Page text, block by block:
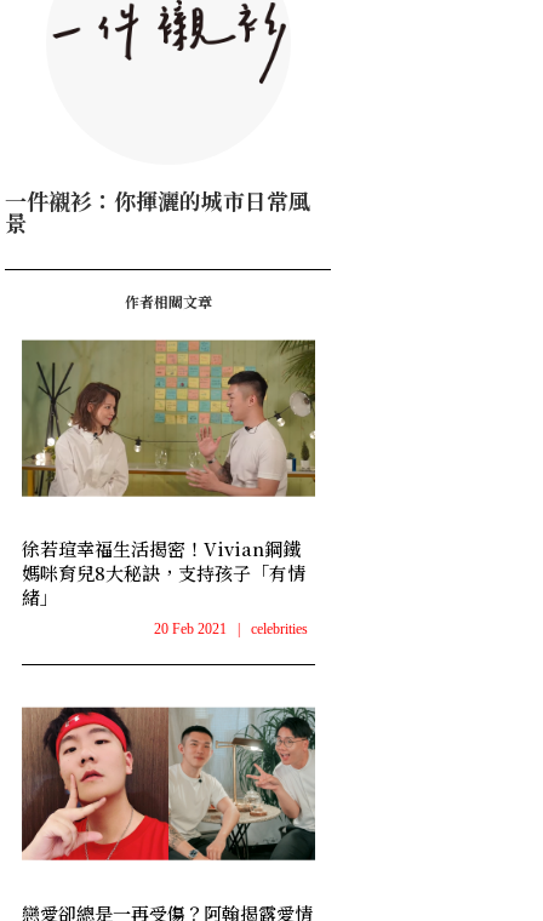
一件襯衫：你揮灑的城市日常風
景
作者相關文章
徐若瑄幸福生活揭密！Vivian鋼鐵
媽咪育兒8大秘訣，支持孩子「有情
緒」
20 Feb 2021 | celebrities
戀愛卻總是一再受傷？阿翰揭露愛情